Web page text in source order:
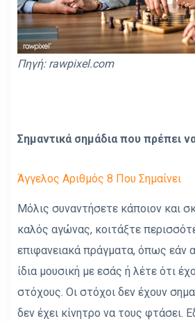
Πηγή: rawpixel.com
Σημαντικά σημάδια που πρέπει
Άγγελος Αριθμός 8 Που Σημαίνει
Μόλις συναντήσετε κάποιον και
καλός αγώνας, κοιτάξτε
επιφανειακά πράγματα, όπως εάν
ίδια μουσική με εσάς ή λέτε ότι
στόχους. Οι στόχοι δεν έχουν
δεν έχει κίνητρο να τους φτάσει.